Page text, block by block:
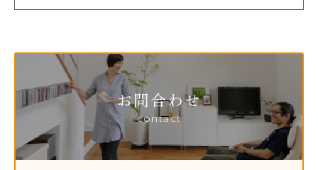
お問合わせ
contact